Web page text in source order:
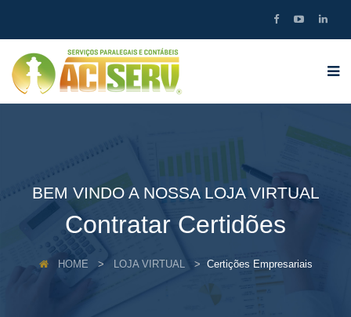
BEM VINDO A NOSSA LOJA VIRTUAL
Contratar Certidões
HOME LOJA VIRTUAL Certições Empresariais